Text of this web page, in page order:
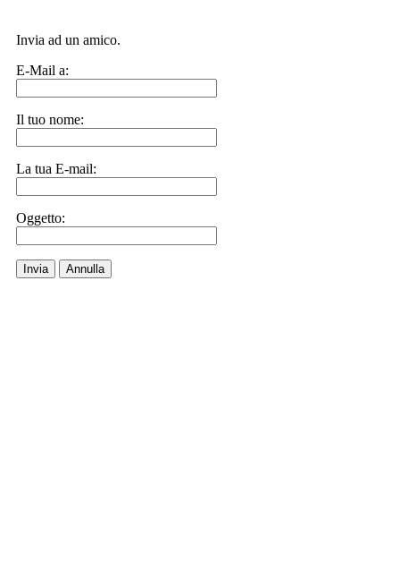
Invia ad un amico.
E-Mail a:
Il tuo nome:
La tua E-mail:
Oggetto:
Invia Annulla